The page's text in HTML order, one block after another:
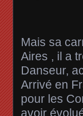
Mais sa
Aires , il a
Danseur,
Arrivé en
pour les
avoir